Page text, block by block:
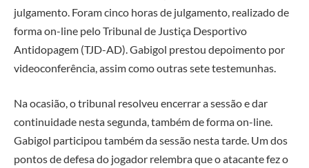
julgamento. Foram cinco horas de julgamento, realizado de
forma on-line pelo Tribunal de Justiça Desportivo
Antidopagem (TJD-AD). Gabigol prestou depoimento por
videoconferência, assim como outras sete testemunhas.
Na ocasião, o tribunal resolveu encerrar a sessão e dar
continuidade nesta segunda, também de forma on-line.
Gabigol participou também da sessão nesta tarde. Um dos
pontos de defesa do jogador relembra que o atacante fez o